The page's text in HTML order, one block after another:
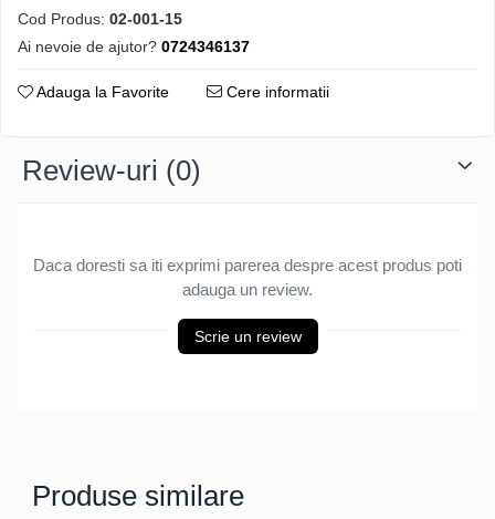
Cod Produs: 02-001-15
Ai nevoie de ajutor? 0724346137
Adauga la Favorite Cere informatii
Review-uri (0)
Daca doresti sa iti exprimi parerea despre acest produs poti
adauga un review.
Scrie un review
Produse similare